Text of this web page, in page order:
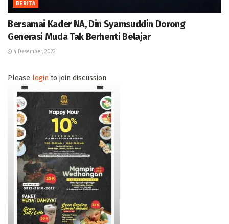
BERITA
Bersamai Kader NA, Din Syamsuddin Dorong
Generasi Muda Tak Berhenti Belajar
4 Desember, 2022
Please login to join discussion